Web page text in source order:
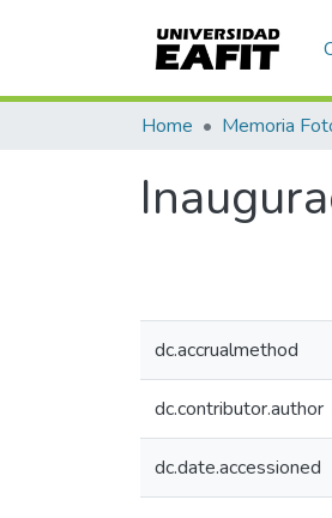
Home Memoria
dc.accrualmethod
dc.contributor.author
dc.date.accessioned